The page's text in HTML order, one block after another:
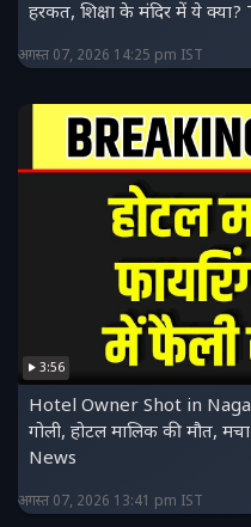
हरकत, शिक्षा के मंदिर में ये
अगस्त 07, 2026 14:25 pm IST
3:56
Hotel Owner Shot in
गोली, होटल मालिक की मौत,
News
अगस्त 07, 2026 13:41 pm IST